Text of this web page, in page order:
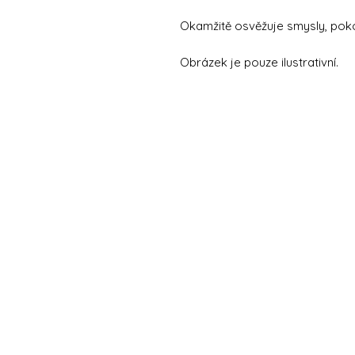
Okamžitě osvěžuje smysly,
Obrázek je pouze ilustrativní.